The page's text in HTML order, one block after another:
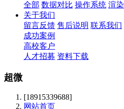
全部 数据对比 操作系统 渲染
关于我们
留言反馈 售后说明 联系我们
成功案例
高校客户
人才招募 资料下载
超微
[18915339688]
网站首页